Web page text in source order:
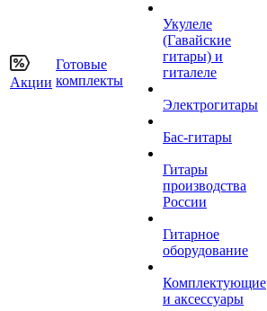
Акции
Готовые
комплекты
Укулеле
(Гавайские
гитары) и
гиталеле
Электрогитары
Бас-гитары
Гитары
производства
России
Гитарное
оборудование
Комплектующие
и аксессуары